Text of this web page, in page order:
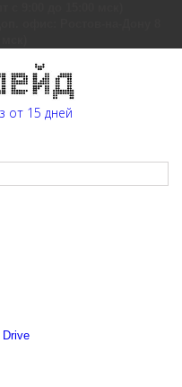
от 15 дней
Drive